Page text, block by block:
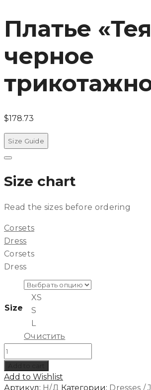
Платье
черное
$178.73
Size Guide
Size chart
Read the sizes before ordering
Corsets
Dress
Corsets
Dress
Size
XS
S
L
Очистить
Количество
Платье
«Тея»
черное
Add to Wishlist
Артикул: Н/Д Категории: Dresses /